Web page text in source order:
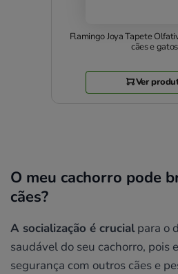
Flamingo Joya Tapete
cães e gatos
Ver
O meu cachorro pode
cães?
A socialização é crucialpara o
saudável do seu cachorro, pois
segurança com outros cães e